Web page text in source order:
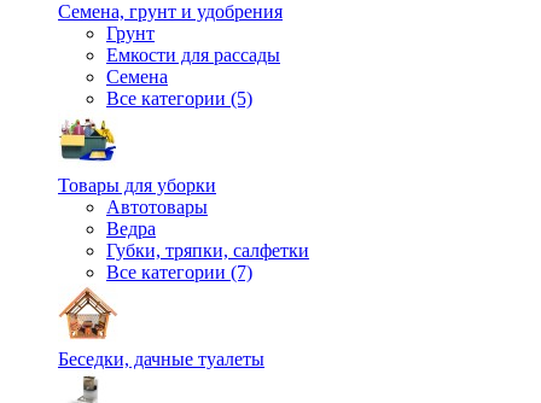
Семена, грунт и удобрения
Грунт
Емкости для рассады
Семена
Все категории (5)
Товары для уборки
Автотовары
Ведра
Губки, тряпки, салфетки
Все категории (7)
Беседки, дачные туалеты